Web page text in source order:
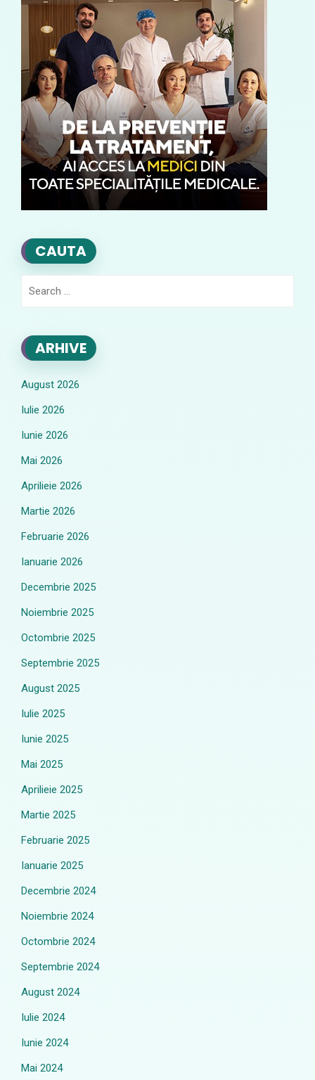
CAUTA
ARHIVE
August 2026
Iulie 2026
Iunie 2026
Mai 2026
Aprilieie 2026
Martie 2026
Februarie 2026
Ianuarie 2026
Decembrie 2025
Noiembrie 2025
Octombrie 2025
Septembrie 2025
August 2025
Iulie 2025
Iunie 2025
Mai 2025
Aprilieie 2025
Martie 2025
Februarie 2025
Ianuarie 2025
Decembrie 2024
Noiembrie 2024
Octombrie 2024
Septembrie 2024
August 2024
Iulie 2024
Iunie 2024
Mai 2024